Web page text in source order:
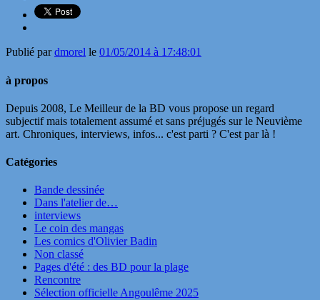
Publié pardmorel le 01/05/2014 à 17:48:01
à propos
Depuis 2008, Le Meilleur de la BD vous propose un regard
subjectif mais totalement assumé et sans préjugés sur le Neuvième
art. Chroniques, interviews, infos... c'est parti ? C'est par là !
Catégories
Bande dessinée
Dans l'atelier de…
interviews
Le coin des mangas
Les comics d'Olivier Badin
Non classé
Pages d'été : des BD pour la plage
Rencontre
Sélection officielle Angoulême 2025